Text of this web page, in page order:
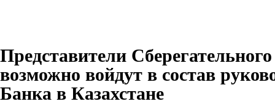
Представители
возможно войдут в состав
Банка в Казахстане